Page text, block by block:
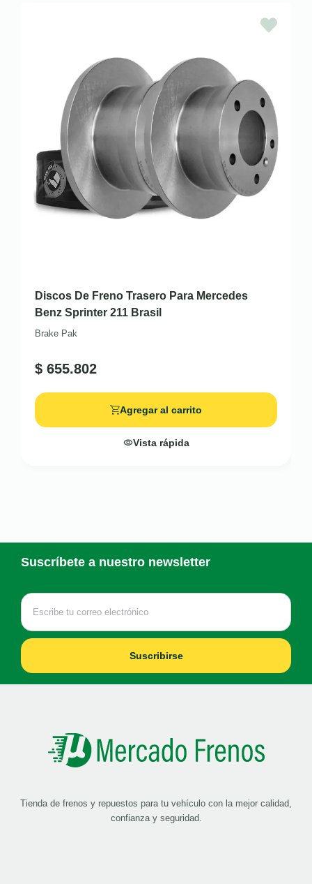
Discos De Freno Trasero Para Mercedes
Benz Sprinter 211 Brasil
Brake Pak
$ 655.802
Agregar al carrito
Vista rápida
Suscríbete a nuestro newsletter
Suscribirse
Tienda de frenos y repuestos para tu vehículo con la mejor calidad,
confianza y seguridad.